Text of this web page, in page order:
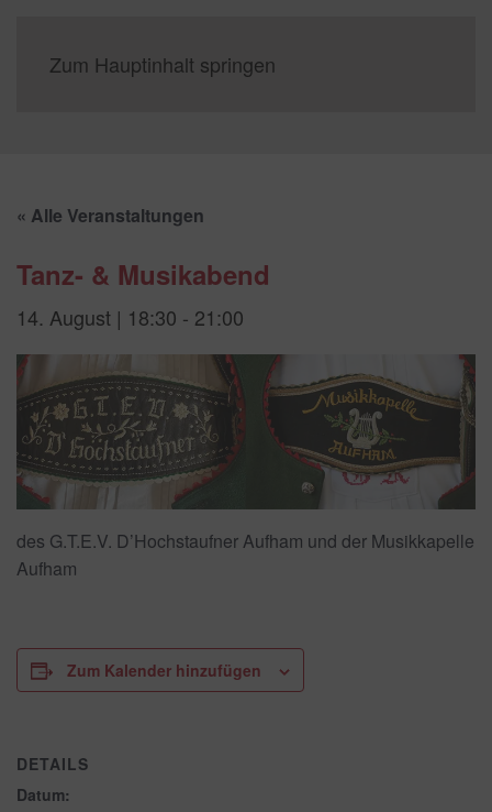
Zum Hauptinhalt springen
« Alle Veranstaltungen
Tanz- & Musikabend
14. August | 18:30 - 21:00
des G.T.E.V. D’Hochstaufner Aufham und der Musikkapelle
Aufham
Zum Kalender hinzufügen
DETAILS
Datum: